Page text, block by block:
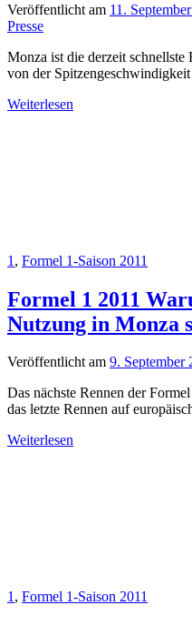
Veröffentlicht am 11.
Presse
Monza ist die derzeit
von der
Weiterlesen
1 , Formel 1-Saison 2011
Formel 1 2011
Nutzung in Monza
Veröffentlicht am 9. September
Das nächste Rennen der
das letzte Rennen auf
Weiterlesen
1, Formel 1-Saison 2011